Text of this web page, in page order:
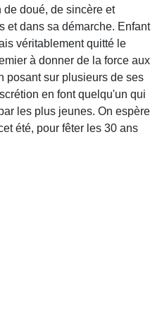
doué, de sincère et
et dans sa démarche. Enfant
véritablement quitté le
à donner de la force aux
posant sur plusieurs de ses
en font quelqu'un qui
les plus jeunes. On espère
été, pour fêter les 30 ans